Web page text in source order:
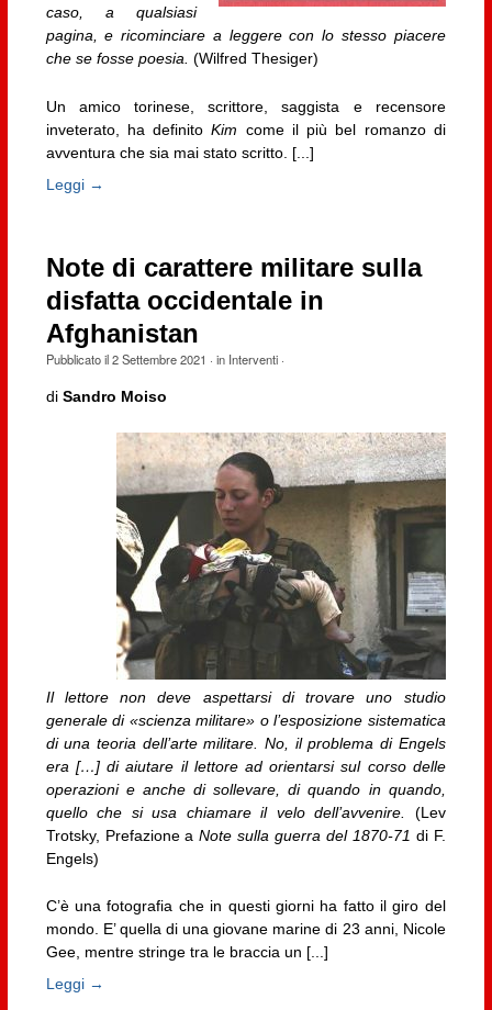
caso, a qualsiasi
pagina, e ricominciare a leggere con lo stesso piacere
che se fosse poesia. (Wilfred Thesiger)
Un amico torinese, scrittore, saggista e recensore
inveterato, ha definitoKim come il più bel romanzo di
avventura che sia mai stato scritto. [...]
Leggi →
Note di carattere militare sulla
disfatta occidentale in
Afghanistan
Pubblicato il2 Settembre 2021 · in Interventi·
di Sandro Moiso
Il lettore non deve aspettarsi di trovare uno studio
generale di «scienza militare» o l’esposizione sistematica
di una teoria dell’arte militare. No, il problema di Engels
era […] di aiutare il lettore ad orientarsi sul corso delle
operazioni e anche di sollevare, di quando in quando,
quello che si usa chiamare il velo dell’avvenire.
(Lev
Trotsky, Prefazione aNote sulla guerra del 1870-71 di F.
Engels)
C’è una fotografia che in questi giorni ha fatto il giro del
mondo. E’ quella di una giovane marine di 23 anni, Nicole
Gee, mentre stringe tra le braccia un [...]
Leggi →